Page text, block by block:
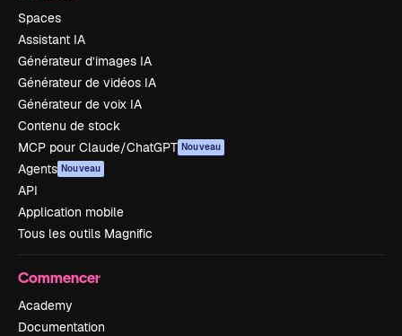
Spaces
Assistant IA
Générateur d’images IA
Générateur de vidéos IA
Générateur de voix IA
Contenu de stock
MCP pour Claude/ChatGPT Nouveau
Agents Nouveau
API
Application mobile
Tous les outils Magnific
Commencer
Academy
Documentation